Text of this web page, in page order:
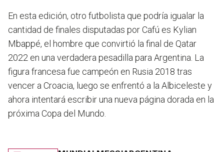
En esta edición, otro futbolista que podría igualar la
cantidad de finales disputadas por Cafú es Kylian
Mbappé, el hombre que convirtió la final de Qatar
2022 en una verdadera pesadilla para Argentina. La
figura francesa fue campeón en Rusia 2018 tras
vencer a Croacia, luego se enfrentó a la Albiceleste y
ahora intentará escribir una nueva página dorada en la
próxima Copa del Mundo.